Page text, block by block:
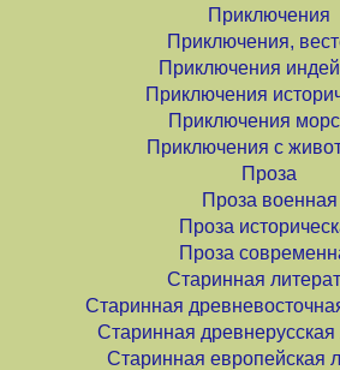
Приключения
Приключения,
Приключения
Приключения
Приключения
Приключения с
Проза
Проза военная
Проза
Проза
Старинная
Старинная
Старинная древнерусская
Старинная европейская